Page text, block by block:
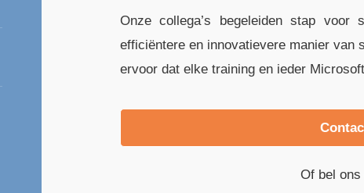
Onze collega’s begeleiden stap
efficiëntere en innovatievere manier van
ervoor dat elke training en ieder
Of bel ons